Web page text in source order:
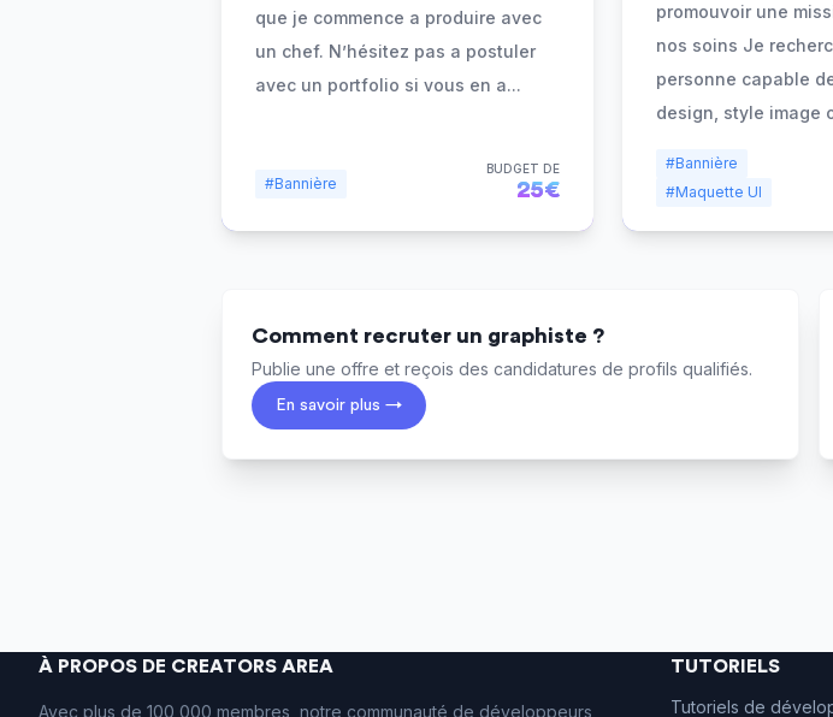
que je commence a produire avec
un chef. N’hésitez pas a postuler
avec un portfolio si vous en a...
#Bannière
BUDGET DE
25€
promouvoir une
nos soins Je
personne capable
design, style image
#Bannière
#Maquette UI
Comment recruter un graphiste ?
Publie une offre et reçois des candidatures de profils qualifiés.
En savoir plus →
À PROPOS DE CREATORS AREA
Avec plus de 100 000 membres, notre communauté de développeurs,
TUTORIELS
Tutoriels de